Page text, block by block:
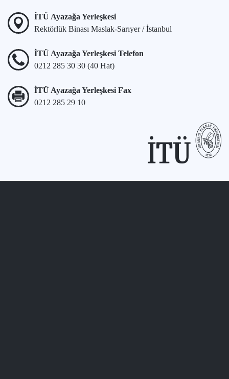
İTÜ Ayazağa Yerleşkesi
Rektörlük Binası Maslak-Sarıyer / İstanbul
İTÜ Ayazağa Yerleşkesi Telefon
0212 285 30 30 (40 Hat)
İTÜ Ayazağa Yerleşkesi Fax
0212 285 29 10